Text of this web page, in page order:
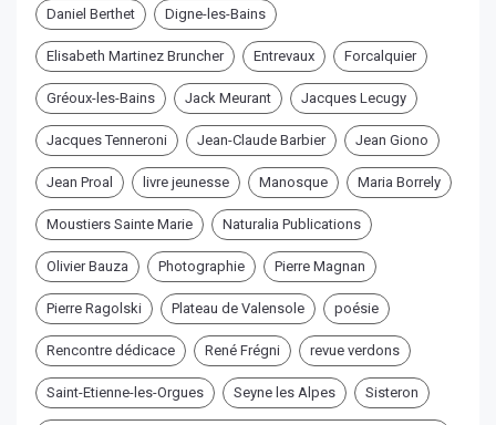
Daniel Berthet Digne-les-Bains
Elisabeth Martinez Bruncher Entrevaux Forcalquier
Gréoux-les-Bains Jack Meurant Jacques Lecugy
Jacques Tenneroni Jean-Claude Barbier Jean Giono
Jean Proal livre jeunesse Manosque Maria Borrely
Moustiers Sainte Marie Naturalia Publications
Olivier Bauza Photographie Pierre Magnan
Pierre Ragolski Plateau de Valensole poésie
Rencontre dédicace René Frégni revue verdons
Saint-Etienne-les-Orgues Seyne les Alpes Sisteron